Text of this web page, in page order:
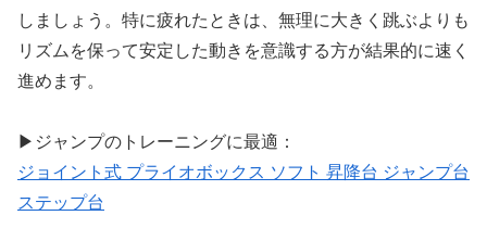
しましょう。特に疲れたときは、無理に大きく跳ぶよりも
リズムを保って安定した動きを意識する方が結果的に速く
進めます。
▶ジャンプのトレーニングに最適：
ジョイント式 プライオボックス ソフト 昇降台 ジャンプ台
ステップ台